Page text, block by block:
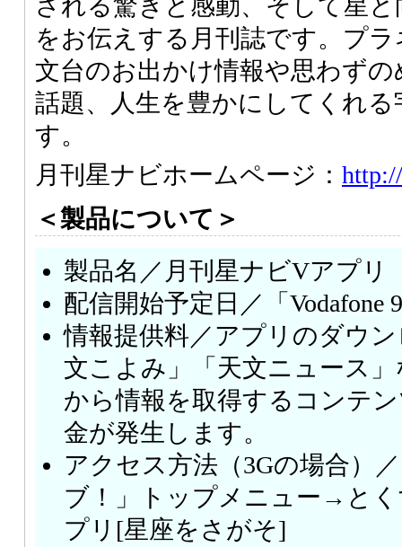
される驚きと感動、そして星
をお伝えする月刊誌です。プ
文台のお出かけ情報や思わず
話題、人生を豊かにしてくれ
す。
月刊星ナビホームページ：
＜製品について＞
製品名／月刊星ナビVアプリ
配信開始予定日／「Vodafone
情報提供料／アプリのダウ
文こよみ」「天文ニュース
から情報を取得するコンテ
金が発生します。
アクセス方法（3Gの場合）
ブ！」トップメニュー→と
プリ[星座をさがそ]